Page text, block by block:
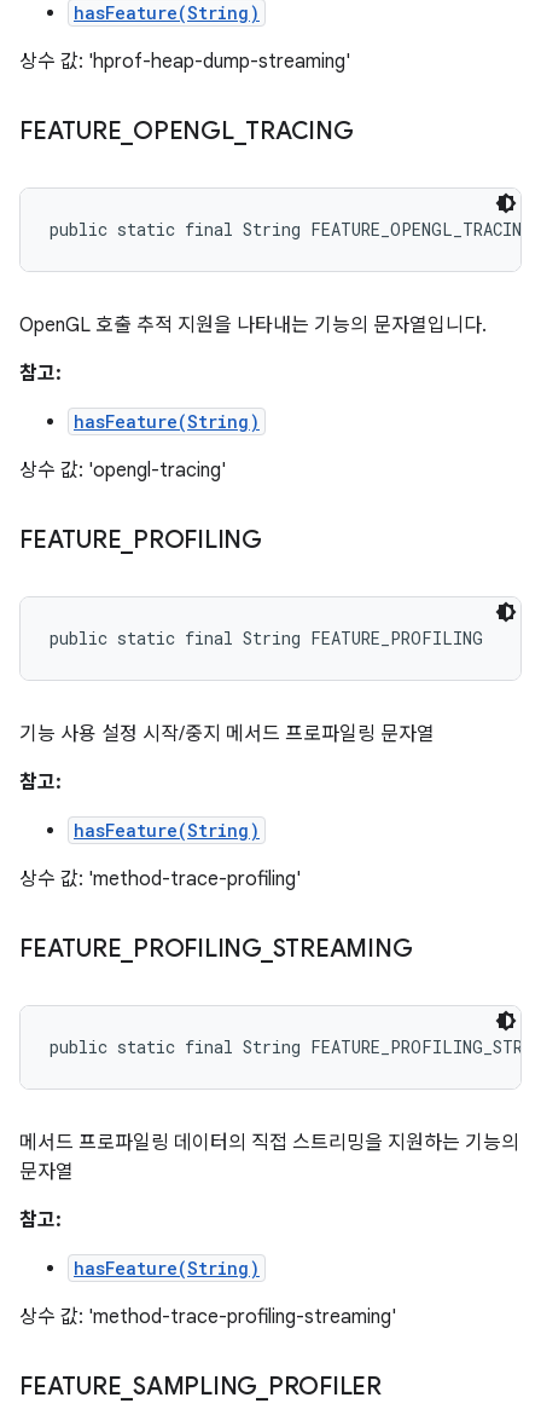
hasFeature(String)
상수 값: 'hprof-heap-dump-streaming'
FEATURE OPENGL_ TRACING
public static final String FEATURE_OPENGL_TRACING
OpenGL 호출 추적 지원을 나타내는 기능의 문자열입니다.
참고:
hasFeature(String)
상수 값: 'opengl-tracing'
FEATURE PROFILING
public static final String FEATURE_PROFILING
기능 사용 설정 시작/중지 메서드 프로파일링 문자열
참고:
hasFeature(String)
상수 값: 'method-trace-profiling'
FEATURE PROFILING_ STREAMING
public static final String
메서드 프로파일링 데이터의 직접 스트리밍을 지원하는 기능의
문자열
참고:
hasFeature(String)
상수 값: 'method-trace-profiling-streaming'
FEATURE SAMPLING PROFILER